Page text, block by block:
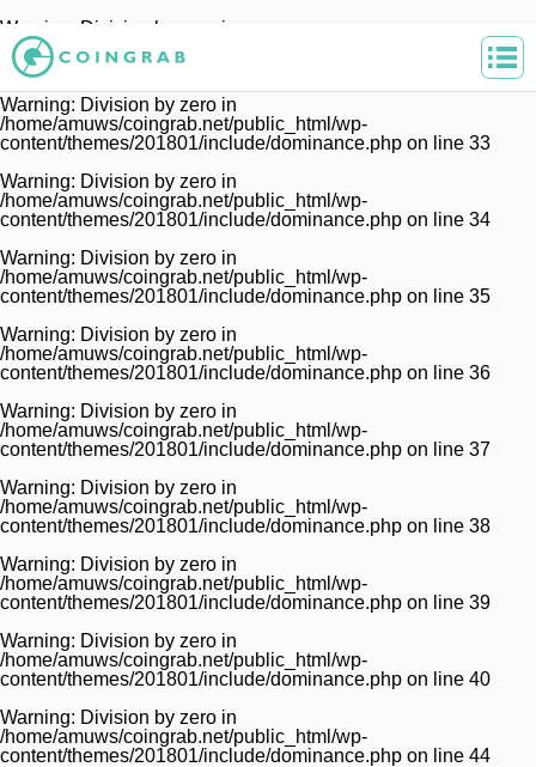
Warning
: Division by zero in
/home/amuws/coingrab.net/public_html/wp-
content/themes/201801/include/dominance.php
32
Warning: Division by zero in
/home/amuws/coingrab.net/public_html/wp-
content/themes/201801/include/dominance.php on line 33
Warning: Division by zero in
/home/amuws/coingrab.net/public_html/wp-
content/themes/201801/include/dominance.php on line 34
Warning: Division by zero in
/home/amuws/coingrab.net/public_html/wp-
content/themes/201801/include/dominance.php on line 35
Warning: Division by zero in
/home/amuws/coingrab.net/public_html/wp-
content/themes/201801/include/dominance.php on line 36
Warning: Division by zero in
/home/amuws/coingrab.net/public_html/wp-
content/themes/201801/include/dominance.php on line 37
Warning: Division by zero in
/home/amuws/coingrab.net/public_html/wp-
content/themes/201801/include/dominance.php on line 38
Warning: Division by zero in
/home/amuws/coingrab.net/public_html/wp-
content/themes/201801/include/dominance.php on line 39
Warning: Division by zero in
/home/amuws/coingrab.net/public_html/wp-
content/themes/201801/include/dominance.php on line 40
Warning: Division by zero in
/home/amuws/coingrab.net/public_html/wp-
content/themes/201801/include/dominance.php on line 44